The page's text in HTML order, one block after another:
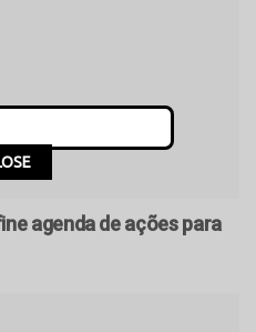
agenda de ações para